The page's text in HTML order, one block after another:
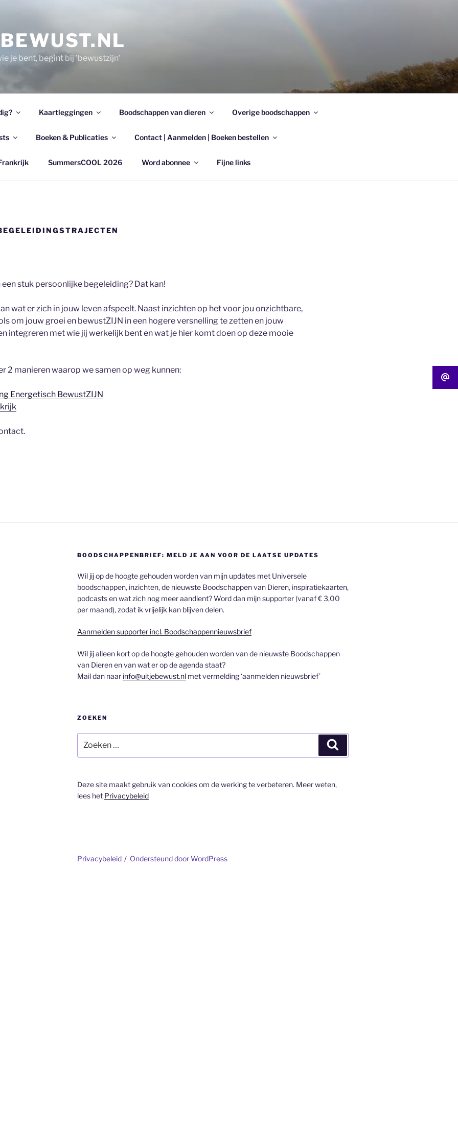
je bent, begint bij 'bewustzijn'
Kaartleggingen Boodschappen van dieren Overige boodschappen
Boeken & Publicaties Contact | Aanmelden | Boeken bestellen
SummersCOOL 2026 Word abonnee Fijne links
stuk persoonlijke begeleiding? Dat kan!
wat er zich in jouw leven afspeelt. Naast inzichten op het voor jou onzichtbare,
om jouw groei en bewustZIJN in een hogere versnelling te zetten en jouw
integreren met wie jij werkelijk bent en wat je hier komt doen op deze mooie
2 manieren waarop we samen op weg kunnen:
Energetisch BewustZIJN
BOODSCHAPPENBRIEF: MELD JE AAN VOOR DE LAATSE UPDATES
Wil jij op de hoogte gehouden worden van mijn updates met Universele
boodschappen, inzichten, de nieuwste Boodschappen van Dieren, inspiratiekaarten,
podcasts en wat zich nog meer aandient? Word dan mijn supporter (vanaf € 3,00
per maand), zodat ik vrijelijk kan blijven delen.
Aanmelden supporter incl. Boodschappennieuwsbrief
Wil jij alleen kort op de hoogte gehouden worden van de nieuwste Boodschappen
van Dieren en van wat er op de agenda staat?
Mail dan naar info@uitjebewust.nlmet vermelding ‘aanmelden nieuwsbrief’
ZOEKEN
naar:
Deze site maakt gebruik van cookies om de werking te verbeteren. Meer weten,
lees het Privacybeleid
Privacybeleid Ondersteund door WordPress